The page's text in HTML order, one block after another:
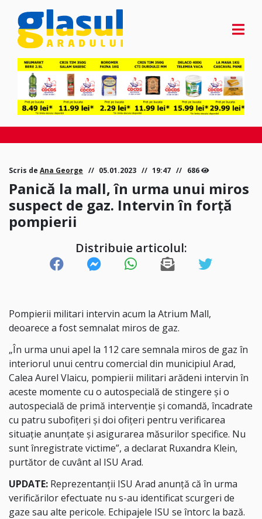
Scris de Ana George 05.01.2023 19:47 686
Panică la mall, în urma unui miros
suspect de gaz. Intervin în forță
pompierii
Distribuie articolul:
Pompierii militari intervin acum la Atrium Mall,
deoarece a fost semnalat miros de gaz.
„În urma unui apel la 112 care semnala miros de gaz în
interiorul unui centru comercial din municipiul Arad,
Calea Aurel Vlaicu, pompierii militari arădeni intervin în
aceste momente cu o autospecială de stingere și o
autospecială de primă intervenție și comandă, încadrate
cu patru subofițeri și doi ofițeri pentru verificarea
situație anunțate și asigurarea măsurilor specifice. Nu
sunt înregistrate victime”, a declarat Ruxandra Klein,
purtător de cuvânt al ISU Arad.
UPDATE: Reprezentanții ISU Arad anunță că în urma
verificărilor efectuate nu s-au identificat scurgeri de
gaze sau alte pericole. Echipajele ISU se întorc la bază.